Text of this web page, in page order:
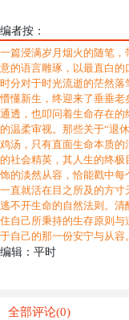
编者按：
一篇浸满岁月烟火的随笔，
意的语言雕琢，以最直白
时分对于时光流逝的茫然
懵懂新生，终迎来了垂垂
通透，也叩问着生命存在
的温柔审视。那些关于“退
鸡汤，只有直面生命本质
的社会精英，其人生的终
饰的淡然从容，恰能戳中
一直就活在目之所及的方
逃不开生命的自然法则。
住自己所秉持的生存原则
于自己的那一份安宁与从容。
编辑：平时
全部评论(0)